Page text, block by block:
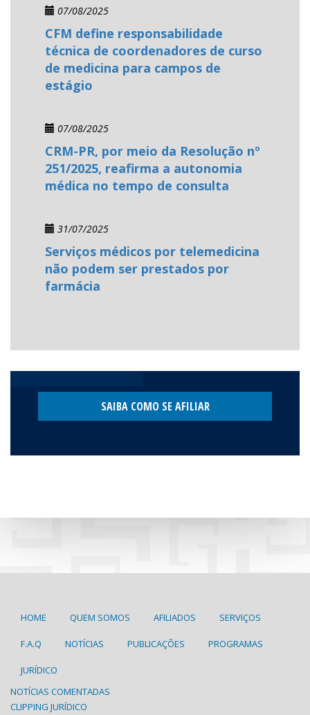
07/08/2025
CFM define responsabilidade
técnica de coordenadores de curso
de medicina para campos de
estágio
07/08/2025
CRM-PR, por meio da Resolução nº
251/2025, reafirma a autonomia
médica no tempo de consulta
31/07/2025
Serviços médicos por telemedicina
não podem ser prestados por
farmácia
SAIBA COMO SE AFILIAR
HOME QUEM SOMOS AFILIADOS SERVIÇOS
F.A.Q NOTÍCIAS PUBLICAÇÕES PROGRAMAS
JURÍDICO
NOTÍCIAS COMENTADAS
CLIPPING JURÍDICO